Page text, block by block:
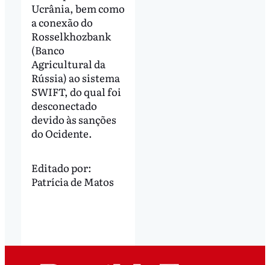
Ucrânia, bem como
a conexão do
Rosselkhozbank
(Banco
Agricultural da
Rússia) ao sistema
SWIFT, do qual foi
desconectado
devido às sanções
do Ocidente.
Editado por:
Patrícia de Matos